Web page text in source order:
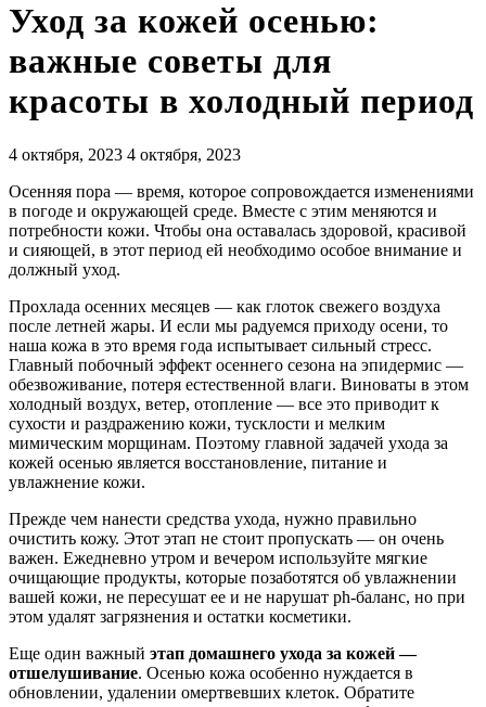
Уход за кожей осенью:
важные советы для
красоты в холодный период
4 октября, 2023 4 октября, 2023
Осенняя пора — время, которое сопровождается изменениями
в погоде и окружающей среде. Вместе с этим меняются и
потребности кожи. Чтобы она оставалась здоровой, красивой
и сияющей, в этот период ей необходимо особое внимание и
должный уход.
Прохлада осенних месяцев — как глоток свежего воздуха
после летней жары. И если мы радуемся приходу осени, то
наша кожа в это время года испытывает сильный стресс.
Главный побочный эффект осеннего сезона на эпидермис —
обезвоживание, потеря естественной влаги. Виноваты в этом
холодный воздух, ветер, отопление — все это приводит к
сухости и раздражению кожи, тусклости и мелким
мимическим морщинам. Поэтому главной задачей ухода за
кожей осенью является восстановление, питание и
увлажнение кожи.
Прежде чем нанести средства ухода, нужно правильно
очистить кожу. Этот этап не стоит пропускать — он очень
важен. Ежедневно утром и вечером используйте мягкие
очищающие продукты, которые позаботятся об увлажнении
вашей кожи, не пересушат ее и не нарушат ph-баланс, но при
этом удалят загрязнения и остатки косметики.
Еще один важный этап домашнего ухода за кожей —
отшелушивание. Осенью кожа особенно нуждается в
обновлении, удалении омертвевших клеток. Обратите